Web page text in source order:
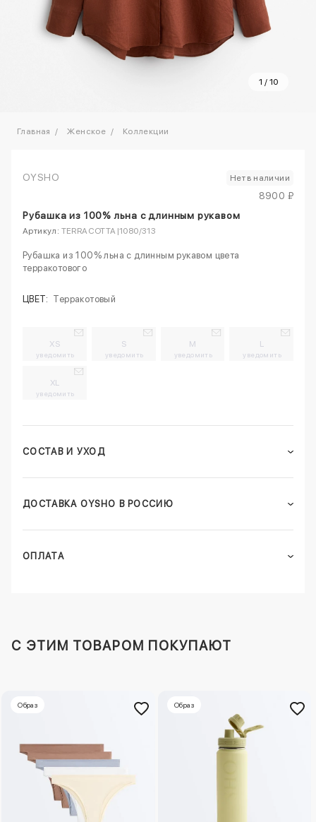
1 / 10
Главная Женское Коллекции
OYSHO Нет в наличии
8900 ₽
Рубашка из 100% льна с длинным рукавом
Артикул: TERRACOTTA|1080/313
Рубашка из 100% льна с длинным рукавом цвета
терракотового
ЦВЕТ: Терракотовый
XS
уведомить
S
уведомить
M
уведомить
L
уведомить
XL
уведомить
СОСТАВ И УХОД
ДОСТАВКА OYSHO В РОССИЮ
ОПЛАТА
C ЭТИМ ТОВАРОМ ПОКУПАЮТ
Образ Образ